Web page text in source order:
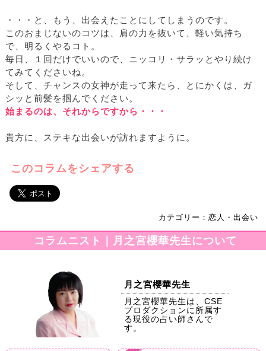
・・・と、もう、出会えたことにしてしまうのです。
このおまじないのコツは、肩の力を抜いて、軽い気持ち
で、明るくやるコト。
毎日、１回だけでいいので、ニッコリ・サラッとやり続け
てみてくださいね。
そして、チャンスの女神が走って来たら、とにかくは、ガ
シッと前髪を掴んでください。
始まるのは、それからですから・・・
貴方に、ステキな出会いが訪れますように。
このコラムをシェアする
カテゴリー：恋人・出会い
コラムニスト｜月之宮櫻華先生について
月之宮櫻華先生
月之宮櫻華先生は、CSE
プロダクションに所属す
る現役の占い師さんで
す。